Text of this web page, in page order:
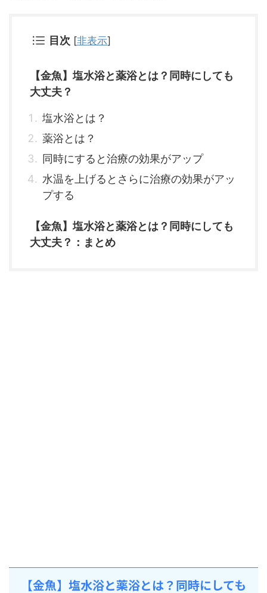
目次 [非表示]
【金魚】塩水浴と薬浴とは？同時にしても
大丈夫？
塩水浴とは？
薬浴とは？
同時にすると治療の効果がアップ
水温を上げるとさらに治療の効果がアッ
プする
【金魚】塩水浴と薬浴とは？同時にしても
大丈夫？：まとめ
【金魚】塩水浴と薬浴とは？同時にしても